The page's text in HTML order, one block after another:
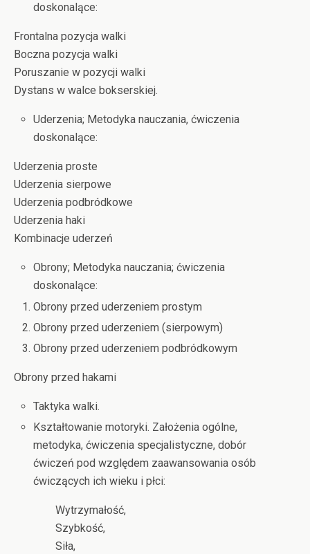
doskonalące:
Frontalna pozycja walki
Boczna pozycja walki
Poruszanie w pozycji walki
Dystans w walce bokserskiej.
Uderzenia; Metodyka nauczania, ćwiczenia
doskonalące:
Uderzenia proste
Uderzenia sierpowe
Uderzenia podbródkowe
Uderzenia haki
Kombinacje uderzeń
Obrony; Metodyka nauczania; ćwiczenia
doskonalące:
Obrony przed uderzeniem prostym
Obrony przed uderzeniem (sierpowym)
Obrony przed uderzeniem podbródkowym
Obrony przed hakami
Taktyka walki.
Kształtowanie motoryki. Założenia ogólne,
metodyka, ćwiczenia specjalistyczne, dobór
ćwiczeń pod względem zaawansowania osób
ćwiczących ich wieku i płci:
Wytrzymałość,
Szybkość,
Siła,